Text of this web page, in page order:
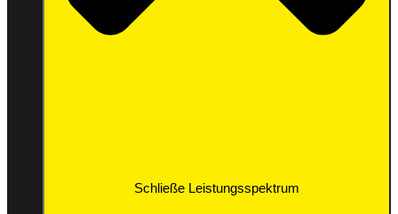
Schließe Leistungsspektrum